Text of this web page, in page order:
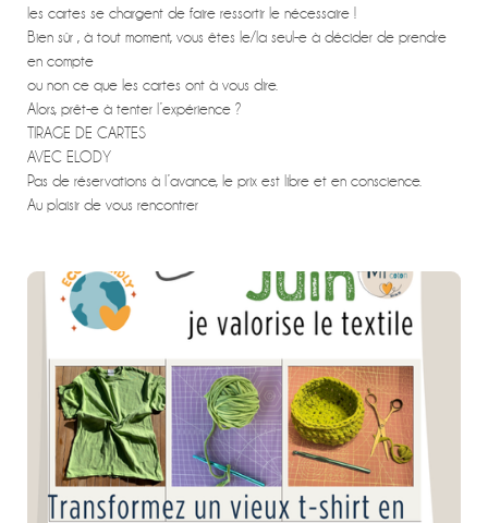
les cartes se chargent de faire ressortir le nécessaire !
Bien sûr , à tout moment, vous êtes le/la seul-e à décider de prendre
en compte
ou non ce que les cartes ont à vous dire.
Alors, prêt-e à tenter l’expérience ?
TIRAGE DE CARTES
AVEC ELODY
Pas de réservations à l’avance, le prix est libre et en conscience.
Au plaisir de vous rencontrer